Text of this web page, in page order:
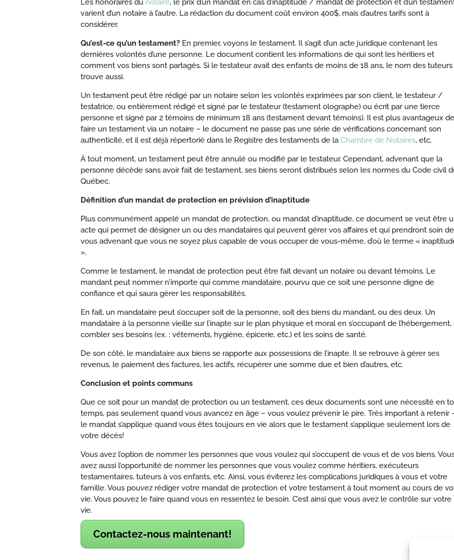
Les honoraires du notaire, le prix d’un mandat en cas d’inaptitude / mandat de protection et d’un
varient d’un notaire à l’autre. La rédaction du document coût environ 400$, mais d’autres tarifs sont à
considérer.
Qu’est-ce qu’un testament? En premier, voyons le testament. Il s’agit d’un acte juridique contenant les
dernières volontés d’une personne. Le document contient les informations de qui sont les héritiers et
comment vos biens sont partagés. Si le testateur avait des enfants de moins de 18 ans, le nom des tuteurs
trouve aussi.
Un testament peut être rédigé par un notaire selon les volontés exprimées par son client, le testateur /
testatrice, ou entièrement rédigé et signé par le testateur (testament olographe) ou écrit par une tierce
personne et signé par 2 témoins de minimum 18 ans (testament devant témoins). Il est plus avantageux de
faire un testament via un notaire – le document ne passe pas une série de vérifications concernant son
authenticité, et il est déjà répertorié dans le Registre des testaments de la Chambre de Notaires, etc.
À tout moment, un testament peut être annulé ou modifié par le testateur. Cependant, advenant que la
personne décède sans avoir fait de testament, ses biens seront distribués selon les normes du Code civil
Québec.
Définition d’un mandat de protection en prévision d’inaptitude
Plus communément appelé un mandat de protection, ou mandat d’inaptitude, ce document se veut être
acte qui permet de désigner un ou des mandataires qui peuvent gérer vos affaires et qui prendront soin de
vous advenant que vous ne soyez plus capable de vous occuper de vous-même, d’où le terme «
».
Comme le testament, le mandat de protection peut être fait devant un notaire ou devant témoins. Le
mandant peut nommer n’importe qui comme mandataire, pourvu que ce soit une personne digne de
confiance et qui saura gérer les responsabilités.
En fait, un mandataire peut s’occuper soit de la personne, soit des biens du mandant, ou des deux. Un
mandataire à la personne vieille sur l’inapte sur le plan physique et moral en s’occupant de l’hébergement,
combler ses besoins (ex. : vêtements, hygiène, épicerie, etc.) et les soins de santé.
De son côté, le mandataire aux biens se rapporte aux possessions de l’inapte. Il se retrouve à gérer ses
revenus, le paiement des factures, les actifs, récupérer une somme due et bien d’autres, etc.
Conclusion et points communs
Que ce soit pour un mandat de protection ou un testament, ces deux documents sont une nécessité en
temps, pas seulement quand vous avancez en âge – vous voulez prévenir le pire. Très important à retenir
le mandat s’applique quand vous êtes toujours en vie alors que le testament s’applique seulement lors de
votre décès!
Vous avez l’option de nommer les personnes que vous voulez qui s’occupent de vous et de vos biens.
avez aussi l’opportunité de nommer les personnes que vous voulez comme héritiers, exécuteurs
testamentaires, tuteurs à vos enfants, etc. Ainsi, vous éviterez les complications juridiques à vous et votre
famille. Vous pouvez rédiger votre mandat de protection et votre testament à tout moment au cours de
vie. Vous pouvez le faire quand vous en ressentez le besoin. C’est ainsi que vous avez le contrôle sur votre
vie.
Contactez-nous maintenant!